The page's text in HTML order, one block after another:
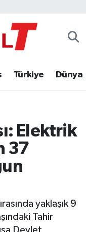
Türkiye Dünya
Elektrik
37
yaklaşık 9
Tahir